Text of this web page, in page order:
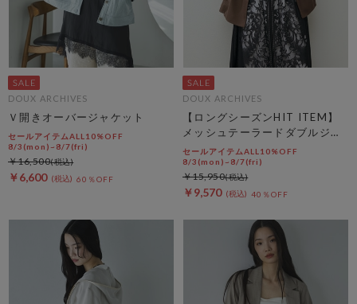
DOUX ARCHIVES
Ｖ開きオーバージャケット
セールアイテムALL10%OFF
8/3(mon)~8/7(fri)
￥6,600 60％OFF
￥16,500
DOUX ARCHIVES
【ロングシーズンHIT ITEM】
メッシュテーラードダブルジャ
ケット
セールアイテムALL10%OFF
8/3(mon)~8/7(fri)
￥9,570 40％OFF
￥15,950